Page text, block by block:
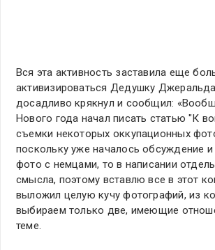
Вся эта активность заставила еще
активизироваться Дедушку
досадливо крякнул и сообщил:
Нового года начал писать статью "К
съемки некоторых оккупационных
поскольку уже началось обсуждение и
фото с немцами, то в написании
смысла, поэтому вставлю все в этот
выложил целую кучу фотографий, из
выбираем только две, имеющие
теме.